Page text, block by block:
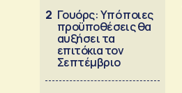
2 Γουόρς: Υπό ποιες
προϋποθέσεις θα
αυξήσει τα
επιτόκια τον
Σεπτέμβριο